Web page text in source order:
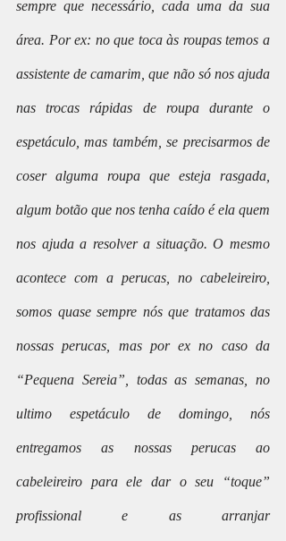
sempre que necessário, cada uma da sua
área. Por ex: no que toca às roupas temos a
assistente de camarim, que não só nos ajuda
nas trocas rápidas de roupa durante o
espetáculo, mas também, se precisarmos de
coser alguma roupa que esteja rasgada,
algum botão que nos tenha caído é ela quem
nos ajuda a resolver a situação. O mesmo
acontece com a perucas, no cabeleireiro,
somos quase sempre nós que tratamos das
nossas perucas, mas por ex no caso da
“Pequena Sereia”, todas as semanas, no
ultimo espetáculo de domingo, nós
entregamos as nossas perucas ao
cabeleireiro para ele dar o seu “toque”
profissional e as arranjar